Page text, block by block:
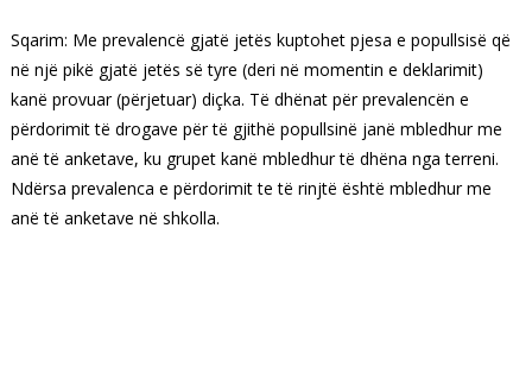
Sqarim: Me prevalencë gjatë jetës kuptohet pjesa e popullsisë që
në një pikë gjatë jetës së tyre (deri në momentin e deklarimit)
kanë provuar (përjetuar) diçka. Të dhënat për prevalencën e
përdorimit të drogave për të gjithë popullsinë janë mbledhur me
anë të anketave, ku grupet kanë mbledhur të dhëna nga terreni.
Ndërsa prevalenca e përdorimit te të rinjtë është mbledhur me
anë të anketave në shkolla.